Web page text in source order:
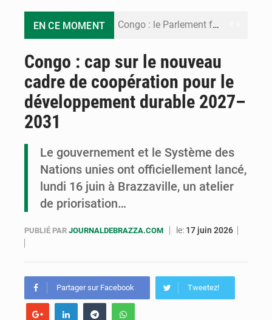
EN CE MOMENT Congo : le Parlement formule 28 recommandations sur le Cadre budgétaire 2027-2029
Congo : la Grande foire agricole pour renforcer la souveraineté alimentaire
Congo-RDC : Brazzaville et Kinshasa renforcent leur coopération en faveur de la jeunesse
Congo : cap sur le nouveau
cadre de coopération pour le
développement durable 2027–
2031
Le gouvernement et le Système des
Nations unies ont officiellement lancé,
lundi 16 juin à Brazzaville, un atelier
de priorisation…
PUBLIÉ PAR JOURNALDEBRAZZA.COM le: 17 juin 2026
Partager sur Facebook Tweetez!